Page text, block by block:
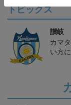
トピックス
讃岐
カマ
い方